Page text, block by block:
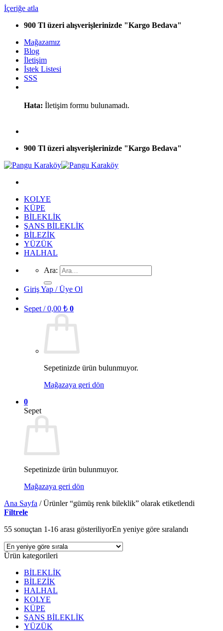
İçeriğe atla
900 Tl üzeri alışverişlerinizde "Kargo Bedava"
Mağazamız
Blog
İletişim
İstek Listesi
SSS
Hata: İletişim formu bulunamadı.
900 Tl üzeri alışverişlerinizde "Kargo Bedava"
KOLYE
KÜPE
BİLEKLİK
ŞANS BİLEKLİK
BİLEZİK
YÜZÜK
HALHAL
Ara:
Giriş Yap / Üye Ol
Sepet /0,00 ₺ 0
Sepetinizde ürün bulunmuyor.
Mağazaya geri dön
0
Sepet
Sepetinizde ürün bulunmuyor.
Mağazaya geri dön
Ana Sayfa /Ürünler “gümüş renk bileklik” olarak etiketlendi
Filtrele
55 sonuçtan 1-16 arası gösteriliyorEn yeniye göre sıralandı
Ürün kategorileri
BİLEKLİK
BİLEZİK
HALHAL
KOLYE
KÜPE
ŞANS BİLEKLİK
YÜZÜK